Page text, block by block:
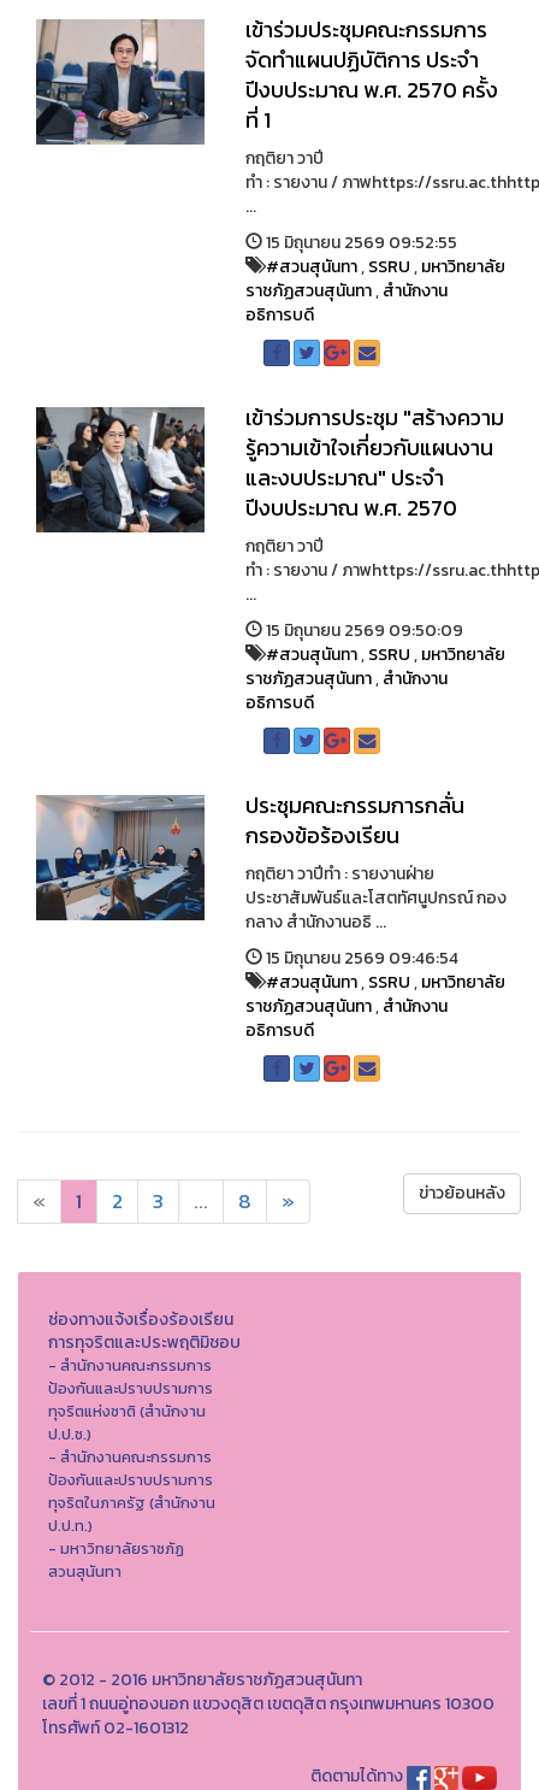
เข้าร่วมประชุมคณะกรรมการ
จัดทำแผนปฏิบัติการ ประจำ
ปีงบประมาณ พ.ศ. 2570 ครั้ง
ที่ 1
กฤติยา วาปี
ทำ : รายงาน / ภาพhttps://
...
15 มิถุนายน 2569 09:52:55
#สวนสุนันทา,SSRU,มหาวิทยาลัย
ราชภัฏสวนสุนันทา,สำนักงาน
อธิการบดี
เข้าร่วมการประชุม "สร้างความ
รู้ความเข้าใจเกี่ยวกับแผนงาน
และงบประมาณ" ประจำ
ปีงบประมาณ พ.ศ. 2570
กฤติยา วาปี
ทำ : รายงาน / ภาพhttps://
...
15 มิถุนายน 2569 09:50:09
#สวนสุนันทา,SSRU,มหาวิทยาลัย
ราชภัฏสวนสุนันทา,สำนักงาน
อธิการบดี
ประชุมคณะกรรมการกลั่น
กรองข้อร้องเรียน
กฤติยา วาปีทำ : รายงานฝ่าย
ประชาสัมพันธ์และโสตทัศนูปกรณ์ กอง
กลาง สำนักงานอธิ ...
15 มิถุนายน 2569 09:46:54
#สวนสุนันทา,SSRU,มหาวิทยาลัย
ราชภัฏสวนสุนันทา,สำนักงาน
อธิการบดี
« 1 2 3 ... 8 » ข่าวย้อนหลัง
ช่องทางแจ้งเรื่องร้องเรียน
การทุจริตและประพฤติมิชอบ
- สำนักงานคณะกรรมการ
ป้องกันและปราบปรามการ
ทุจริตแห่งชาติ (สำนักงาน
ป.ป.ช.)
- สำนักงานคณะกรรมการ
ป้องกันและปราบปรามการ
ทุจริตในภาครัฐ (สำนักงาน
ป.ป.ท.)
- มหาวิทยาลัยราชภัฏ
สวนสุนันทา
© 2012 - 2016 มหาวิทยาลัยราชภัฏสวนสุนันทา
เลขที่ 1 ถนนอู่ทองนอก แขวงดุสิต เขตดุสิต กรุงเทพมหานคร 10300
โทรศัพท์ 02-1601312
ติดตามได้ทาง